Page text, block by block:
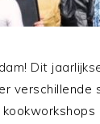
Dit
verschillende